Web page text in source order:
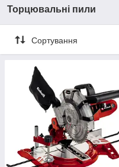
Торцювальні пили
Сортування